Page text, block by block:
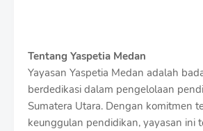
Tentang Yaspetia Medan
Yayasan Yaspetia Medan adalah
berdedikasi dalam pengelolaan
Sumatera Utara. Dengan komitmen
keunggulan pendidikan, yayasan ini